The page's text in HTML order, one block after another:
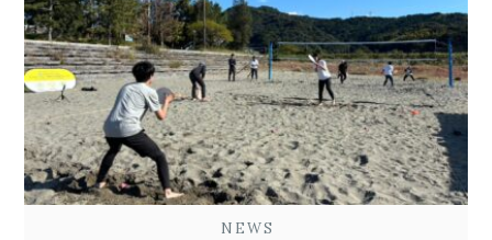
NEWS